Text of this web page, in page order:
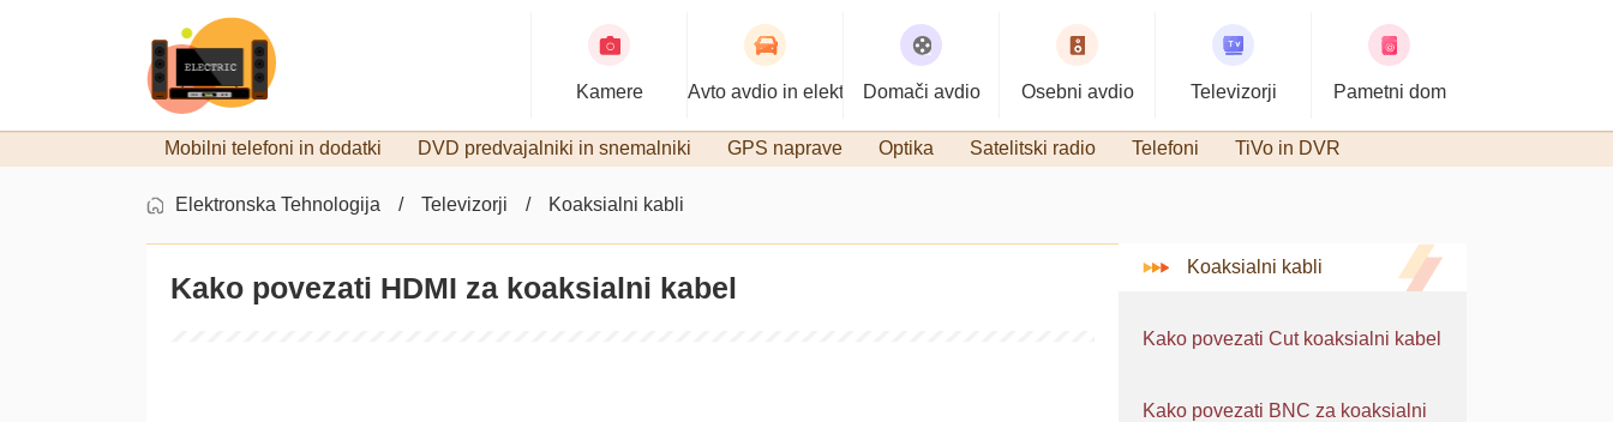
Kamere Avto avdio in elektronikaDomači avdio Osebni avdio Televizorji Pametni dom
Mobilni telefoni in dodatki DVD predvajalniki in snemalniki GPS naprave Optika Satelitski radio Telefoni TiVo in DVR
Elektronska Tehnologija Televizorji Koaksialni kabli
Kako povezati HDMI za koaksialni kabel
Koaksialni kabli
Kako povezati Cut koaksialni kabel
Kako povezati BNC za koaksialni